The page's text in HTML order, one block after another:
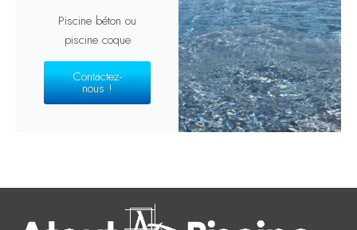
Piscine béton ou
piscine coque
Contactez-
nous !